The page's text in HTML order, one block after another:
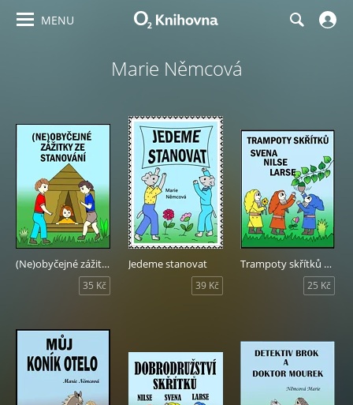
MENU
Marie Němcová
(Ne)obyčejné zážitky ze stanování
35 Kč
Jedeme stanovat
39 Kč
Trampoty skřítků Svena, Nilse a Larse
25 Kč